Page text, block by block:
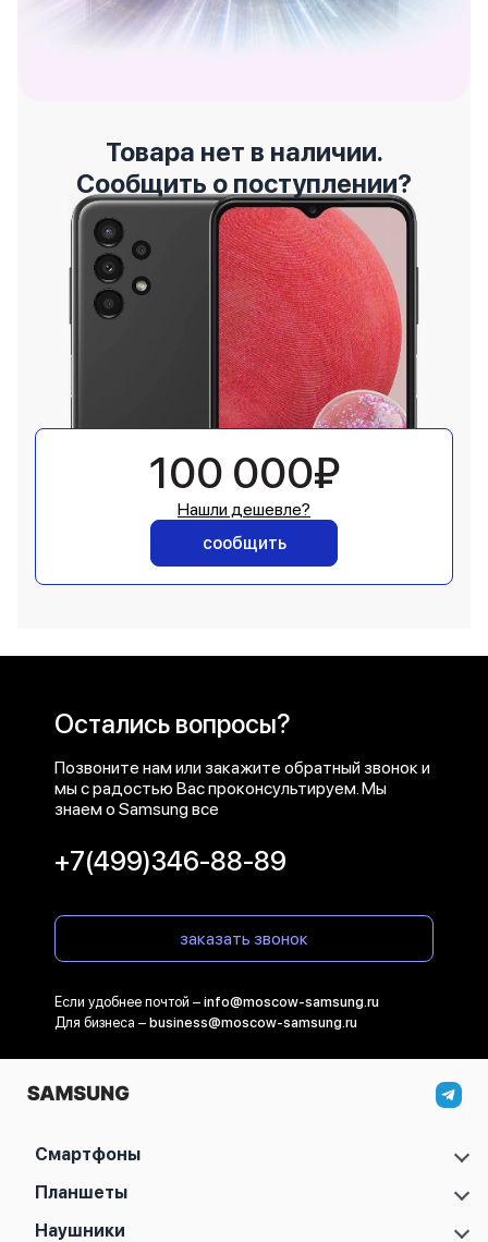
Товара нет в наличии.
Сообщить о поступлении?
100 000₽
Нашли дешевле?
сообщить
Остались вопросы?
Позвоните нам или закажите обратный звонок и
мы с радостью Вас проконсультируем. Мы
знаем о Samsung все
+7(499)346-88-89
заказать звонок
Если удобнее почтой – info@moscow-samsung.ru
Для бизнеса – business@moscow-samsung.ru
Смартфоны
Samsung Galaxy S
Samsung Galaxy Z
Планшеты
Samsung Galaxy Tab A11
Наушники